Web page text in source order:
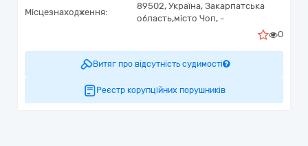
Місцезнаходження:
89502, Україна, Закарпатська
область,місто Чоп, -
0
Витяг про відсутність судимості
Реєстр корупційних порушників